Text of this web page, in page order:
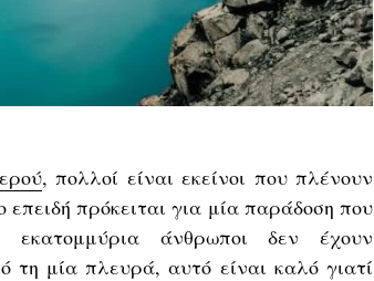
, πολλοί είναι εκείνοι που πλένουν
πρόκειται για μία παράδοση που
εκατομμύρια άνθρωποι δεν έχουν
τη μία πλευρά, αυτό είναι καλό γιατί